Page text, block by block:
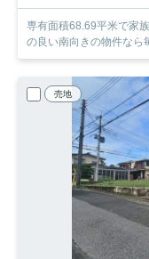
専有面積68.69平米で家
の良い南向きの物件なら
売地